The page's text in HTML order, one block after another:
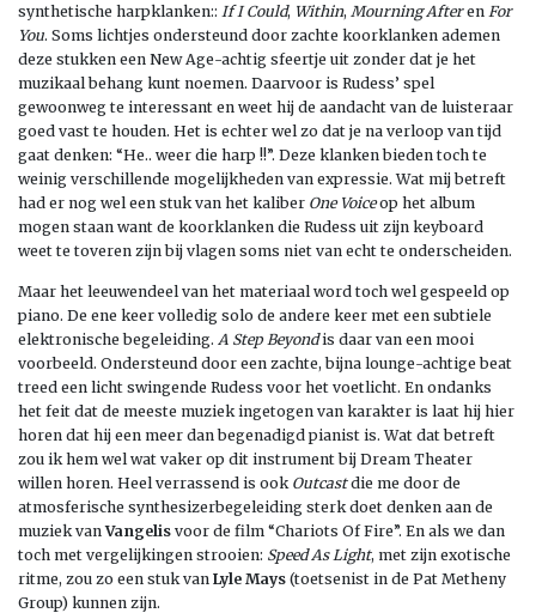
synthetische harpklanken:: If I Could, Within, Mourning Afteren For
You. Soms lichtjes ondersteund door zachte koorklanken ademen
deze stukken een New Age-achtig sfeertje uit zonder dat je het
muzikaal behang kunt noemen. Daarvoor is Rudess’ spel
gewoonweg te interessant en weet hij de aandacht van de luisteraar
goed vast te houden. Het is echter wel zo dat je na verloop van tijd
gaat denken: “He.. weer die harp !!”. Deze klanken bieden toch te
weinig verschillende mogelijkheden van expressie. Wat mij betreft
had er nog wel een stuk van het kaliber One Voiceop het album
mogen staan want de koorklanken die Rudess uit zijn keyboard
weet te toveren zijn bij vlagen soms niet van echt te onderscheiden.
Maar het leeuwendeel van het materiaal word toch wel gespeeld op
piano. De ene keer volledig solo de andere keer met een subtiele
elektronische begeleiding. A Step Beyondis daar van een mooi
voorbeeld. Ondersteund door een zachte, bijna lounge-achtige beat
treed een licht swingende Rudess voor het voetlicht. En ondanks
het feit dat de meeste muziek ingetogen van karakter is laat hij hier
horen dat hij een meer dan begenadigd pianist is. Wat dat betreft
zou ik hem wel wat vaker op dit instrument bij Dream Theater
willen horen. Heel verrassend is ook Outcastdie me door de
atmosferische synthesizerbegeleiding sterk doet denken aan de
muziek vanVangelis voor de film “Chariots Of Fire”. En als we dan
toch met vergelijkingen strooien: Speed As Light, met zijn exotische
ritme, zou zo een stuk van Lyle Mays (toetsenist in de Pat Metheny
Group) kunnen zijn.